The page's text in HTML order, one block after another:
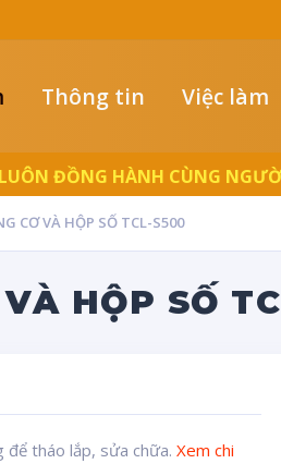
Thông tin Việc làm
LUÔN ĐỒNG HÀNH CÙNG
CƠ VÀ HỘP SỐ TCL-S500
HỘP SỐ
để tháo lắp, sửa chữa.Xem chi